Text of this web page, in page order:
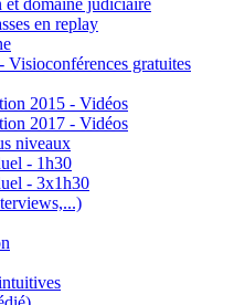
domaine judiciaire
en replay
gratuites
2015 - Vidéos
2017 - Vidéos
niveaux
- 1h30
- 3x1h30